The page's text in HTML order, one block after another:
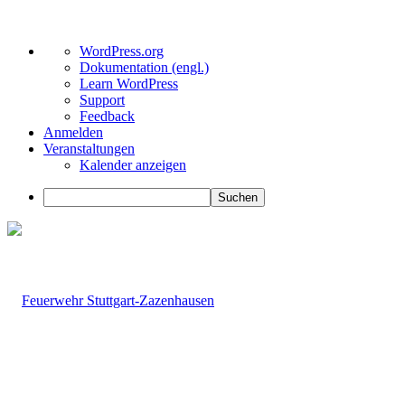
Über
WordPress
WordPress.org
Dokumentation (engl.)
Learn WordPress
Support
Feedback
Anmelden
Veranstaltungen
Kalender anzeigen
Suchen